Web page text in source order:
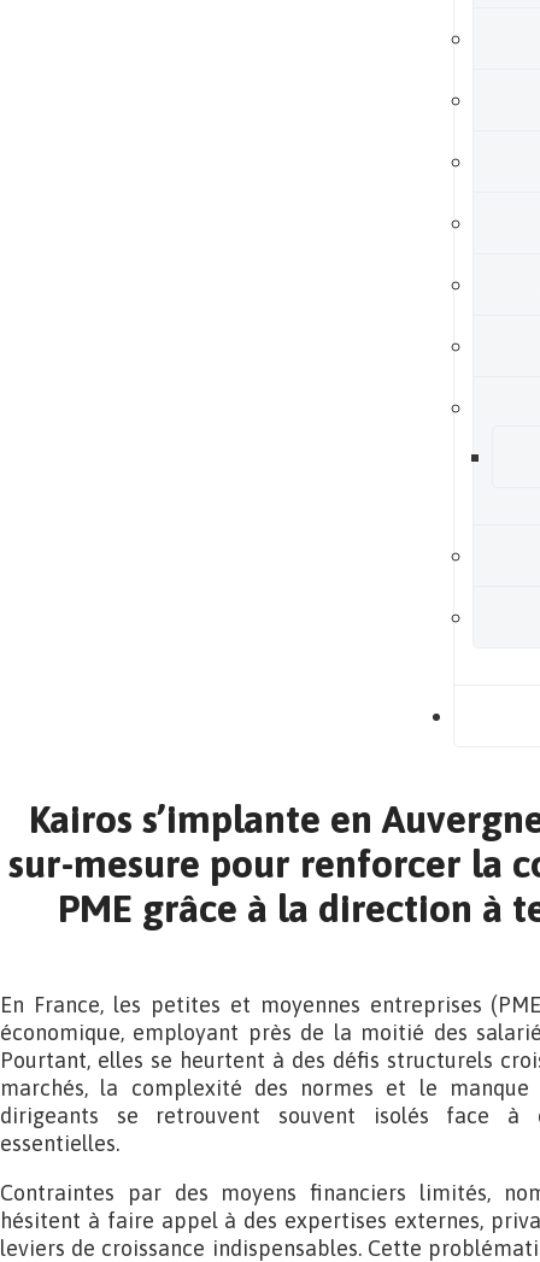
Kairos s’implante en
sur-mesure pour renforcer la
PME grâce à la direction à
En France, les petites et moyennes entreprises
économique, employant près de la moitié des
Pourtant, elles se heurtent à des défis structurels
marchés, la complexité des normes et le manque
dirigeants se retrouvent souvent isolés face à
essentielles.
Contraintes par des moyens financiers limités,
hésitent à faire appel à des expertises externes,
leviers de croissance indispensables. Cette